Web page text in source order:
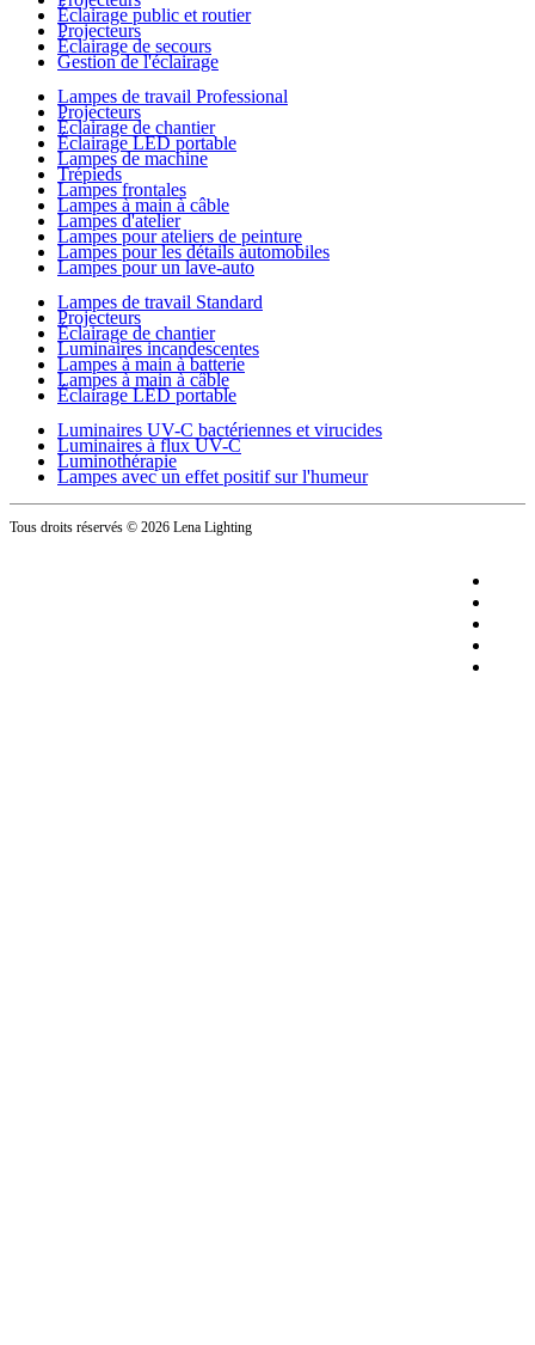
Éclairage public et routier
Projecteurs
Éclairage de secours
Gestion de l'éclairage
Lampes de travail Professional
Projecteurs
Éclairage de chantier
Éclairage LED portable
Lampes de machine
Trépieds
Lampes frontales
Lampes à main à câble
Lampes d'atelier
Lampes pour ateliers de peinture
Lampes pour les détails automobiles
Lampes pour un lave-auto
Lampes de travail Standard
Projecteurs
Éclairage de chantier
Luminaires incandescentes
Lampes à main à batterie
Lampes à main à câble
Éclairage LED portable
Luminaires UV-C bactériennes et virucides
Luminaires à flux UV-C
Luminothérapie
Lampes avec un effet positif sur l'humeur
Tous droits réservés © 2026 Lena Lighting